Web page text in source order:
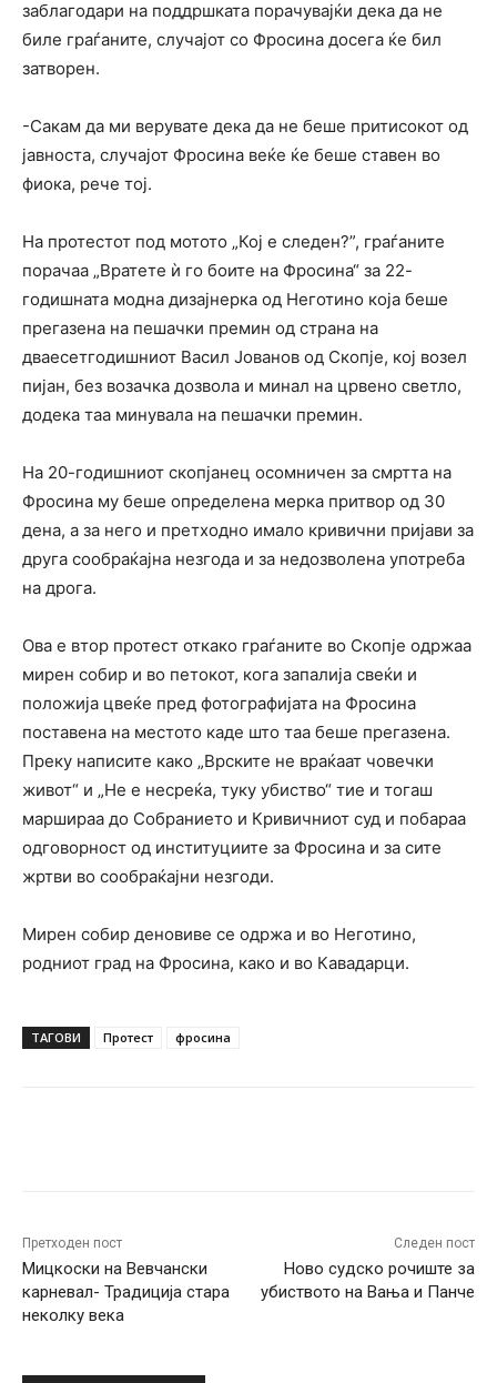
заблагодари на поддршката порачувајќи дека да не
биле граѓаните, случајот со Фросина досега ќе бил
затворен.
-Сакам да ми верувате дека да не беше притисокот од
јавноста, случајот Фросина веќе ќе беше ставен во
фиока, рече тој.
На протестот под мотото „Кој е следен?”, граѓаните
порачаа „Вратете ѝ го боите на Фросина“ за 22-
годишната модна дизајнерка од Неготино која беше
прегазена на пешачки премин од страна на
дваесетгодишниот Васил Јованов од Скопје, кој возел
пијан, без возачка дозвола и минал на црвено светло,
додека таа минувала на пешачки премин.
На 20-годишниот скопјанец осомничен за смртта на
Фросина му беше определена мерка притвор од 30
дена, а за него и претходно имало кривични пријави за
друга сообраќајна незгода и за недозволена употреба
на дрога.
Ова е втор протест откако граѓаните во Скопје одржаа
мирен собир и во петокот, кога запалија свеќи и
положија цвеќе пред фотографијата на Фросина
поставена на местото каде што таа беше прегазена.
Преку написите како „Врските не враќаат човечки
живот“ и „Не е несреќа, туку убиство“ тие и тогаш
маршираа до Собранието и Кривичниот суд и побараа
одговорност од институциите за Фросина и за сите
жртви во сообраќајни незгоди.
Мирен собир деновиве се одржа и во Неготино,
родниот град на Фросина, како и во Кавадарци.
ТАГОВИ Протест фросина
Претходен пост
Мицкоски на Вевчански
карневал- Традиција стара
неколку века
Следен пост
Ново судско рочиште за
убиството на Вања и Панче